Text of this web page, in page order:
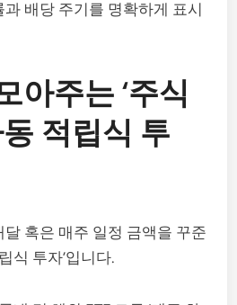
배당 주기를 명확하게 표시
아주는 ‘주식
적립식 투
달 혹은 매주 일정 금액을 꾸준
식 투자’입니다.